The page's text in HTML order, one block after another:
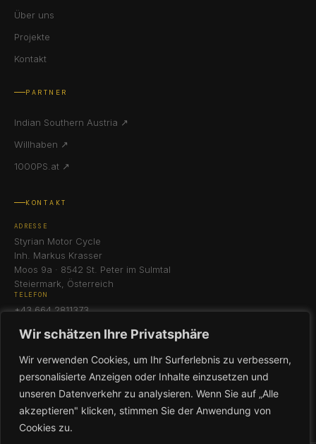
Wir schätzen Ihre Privatsphäre
Wir verwenden Cookies, um Ihr Surferlebnis zu verbessern,
personalisierte Anzeigen oder Inhalte einzusetzen und
unseren Datenverkehr zu analysieren. Wenn Sie auf „Alle
akzeptieren" klicken, stimmen Sie der Anwendung von
Cookies zu.
Über uns
Projekte
Kontakt
PARTNER
Indian Southern Austria ↗
Willhaben ↗
1000PS.at ↗
KONTAKT
ADRESSE
Styrian Motor Cycle
Inh. Markus Krasser
Moos 9a · 8542 St. Peter im Sulmtal
Steiermark, Österreich
TELEFON
+43 664 2811373
office@smc-design.at
Mo: Geschlossen
Di – Fr: 09:00 – 17:00
Sa: 09:00 – 12:00
Termine nach Absprache